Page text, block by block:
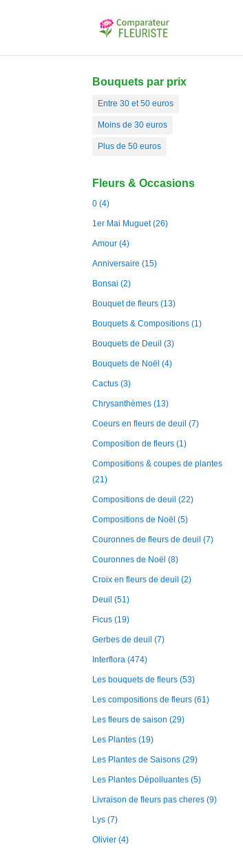
Bouquets par prix
Entre 30 et 50 euros
Moins de 30 euros
Plus de 50 euros
Fleurs & Occasions
0 (4)
1er Mai Muguet (26)
Amour (4)
Anniversaire (15)
Bonsai (2)
Bouquet de fleurs (13)
Bouquets & Compositions (1)
Bouquets de Deuil (3)
Bouquets de Noël (4)
Cactus (3)
Chrysanthèmes (13)
Coeurs en fleurs de deuil (7)
Composition de fleurs (1)
Compositions & coupes de plantes
(21)
Compositions de deuil (22)
Compositions de Noël (5)
Couronnes de fleurs de deuil (7)
Couronnes de Noël (8)
Croix en fleurs de deuil (2)
Deuil (51)
Ficus (19)
Gerbes de deuil (7)
Interflora (474)
Les bouquets de fleurs (53)
Les compositions de fleurs (61)
Les fleurs de saison (29)
Les Plantes (19)
Les Plantes de Saisons (29)
Les Plantes Dépolluantes (5)
Livraison de fleurs pas cheres (9)
Lys (7)
Olivier (4)